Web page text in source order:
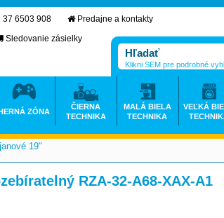
19"
RZA-32-A68-XAX-A1
37 6503 908
Predajne a kontakty
Sledovanie zásielky
Klikni SEM pre podrobné
ZÓNA
ČIERNA
TECHNIKA
MALÁ BIELA
TECHNIKA
VEĽKÁ